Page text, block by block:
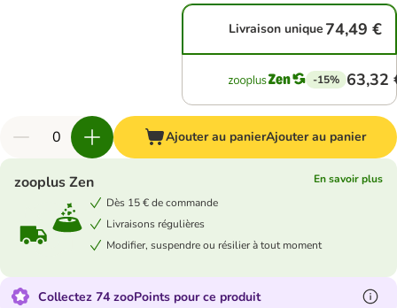
Livraison unique 74,49 €
-15% 63,32
Ajouter au panierAjouter au panier
zooplus Zen
En savoir plus
Dès 15 € de commande
Livraisons régulières
Modifier, suspendre ou résilier à tout moment
Collectez 74 zooPoints pour ce produit